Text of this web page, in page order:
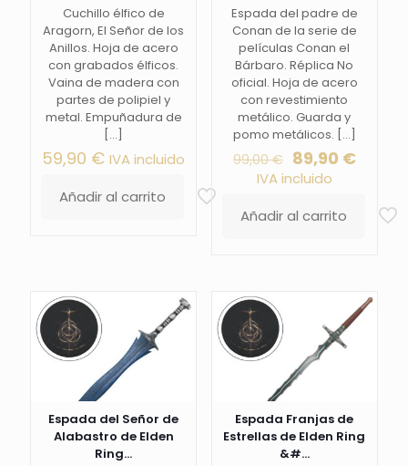
Cuchillo élfico de
Aragorn, El Señor de los
Anillos. Hoja de acero
con grabados élficos.
Vaina de madera con
partes de polipiel y
metal. Empuñadura de
[…]
59,90 € IVA incluido
Añadir al carrito
Espada del padre de
Conan de la serie de
películas Conan el
Bárbaro. Réplica No
oficial. Hoja de acero
con revestimiento
metálico. Guarda y
pomo metálicos. […]
99,00€ El
precio
era:
99,00 €.
89,90 €El
89,90
IVA incluido
Añadir al carrito
Espada del Señor de
Alabastro de Elden
Ring...
Espada Franjas de
Estrellas de Elden Ring
&#...